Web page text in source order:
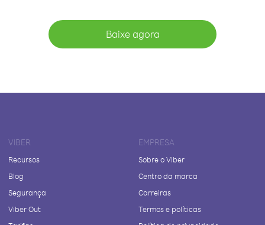
Baixe agora
VIBER
Recursos
Blog
Segurança
Viber Out
EMPRESA
Sobre o Viber
Centro da marca
Carreiras
Termos e políticas